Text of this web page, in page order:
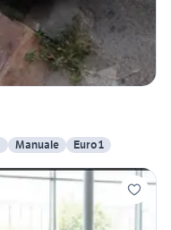
Manuale Euro 1